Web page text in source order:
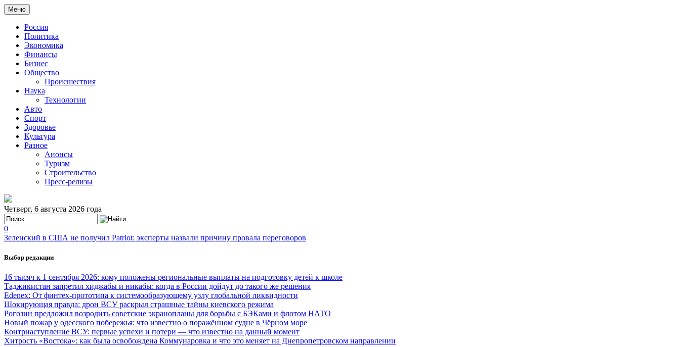
Меню
Россия
Политика
Экономика
Финансы
Бизнес
Общество
Происшествия
Наука
Технологии
Авто
Спорт
Здоровье
Культура
Разное
Анонсы
Туризм
Строительство
Пресс-релизы
Четверг, 6 августа 2026 года
0
Зеленский в США не получил Patriot: эксперты назвали причину провала переговоров
Выбор редакции
16 тысяч к 1 сентября 2026: кому положены региональные выплаты на подготовку детей к школе
Таджикистан запретил хиджабы и никабы: когда в России дойдут до такого же решения
Edenex: От финтех-прототипа к системообразующему узлу глобальной ликвидности
Шокирующая правда: дрон ВСУ раскрыл страшные тайны киевского режима
Рогозин предложил возродить советские экранопланы для борьбы с БЭКами и флотом НАТО
Новый пожар у одесского побережья: что известно о поражённом судне в Чёрном море
Контрнаступление ВСУ: первые успехи и потери — что известно на данный момент
Хитрость «Востока»: как была освобождена Коммунаровка и что это меняет на Днепропетровском направлении